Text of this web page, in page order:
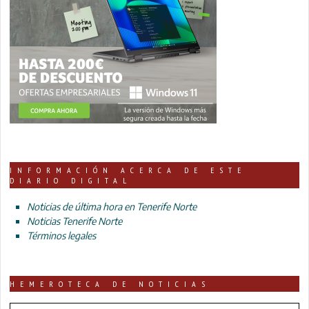
INFORMACIÓN ACERCA DE ESTE
DIARIO DIGITAL
Noticias de última hora en Tenerife Norte
Noticias Tenerife Norte
Términos legales
HEMEROTECA DE NOTICIAS